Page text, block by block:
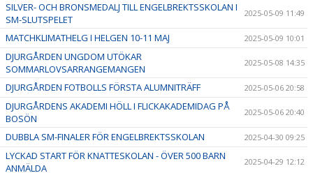
SILVER- OCH BRONSMEDALJ TILL ENGELBREKTSSKOLAN I
SM-SLUTSPELET
2025-05-09 11:49
MATCHKLIMATHELG I HELGEN 10-11 MAJ 2025-05-09 10:01
DJURGÅRDEN UNGDOM UTÖKAR
SOMMARLOVSARRANGEMANGEN
2025-05-08 14:35
DJURGÅRDEN FOTBOLLS FÖRSTA ALUMNITRÄFF 2025-05-06 20:58
DJURGÅRDENS AKADEMI HÖLL I FLICKAKADEMIDAG PÅ
BOSÖN
2025-05-06 20:40
DUBBLA SM-FINALER FÖR ENGELBREKTSSKOLAN 2025-04-30 09:25
LYCKAD START FÖR KNATTESKOLAN - ÖVER 500 BARN
ANMÄLDA
2025-04-29 12:12